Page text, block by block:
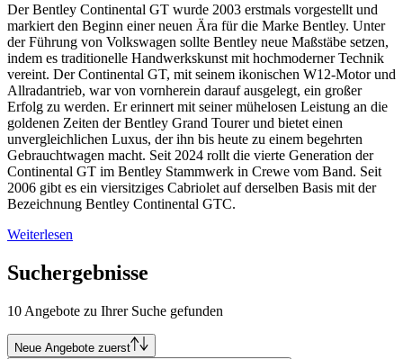
Der Bentley Continental GT wurde 2003 erstmals vorgestellt und
markiert den Beginn einer neuen Ära für die Marke Bentley. Unter
der Führung von Volkswagen sollte Bentley neue Maßstäbe setzen,
indem es traditionelle Handwerkskunst mit hochmoderner Technik
vereint. Der Continental GT, mit seinem ikonischen W12-Motor und
Allradantrieb, war von vornherein darauf ausgelegt, ein großer
Erfolg zu werden. Er erinnert mit seiner mühelosen Leistung an die
goldenen Zeiten der Bentley Grand Tourer und bietet einen
unvergleichlichen Luxus, der ihn bis heute zu einem begehrten
Gebrauchtwagen macht. Seit 2024 rollt die vierte Generation der
Continental GT im Bentley Stammwerk in Crewe vom Band. Seit
2006 gibt es ein viersitziges Cabriolet auf derselben Basis mit der
Bezeichnung Bentley Continental GTC.
Weiterlesen
Suchergebnisse
10 Angebote zu Ihrer Suche gefunden
Neue Angebote zuerst